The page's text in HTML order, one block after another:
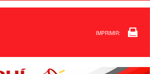
IMPRIMIR: